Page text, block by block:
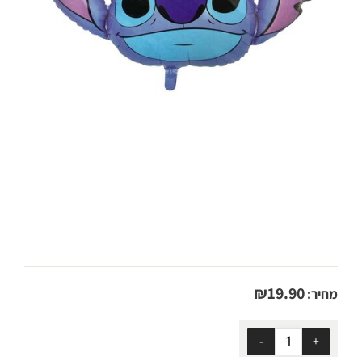
מחיר: ₪19.90